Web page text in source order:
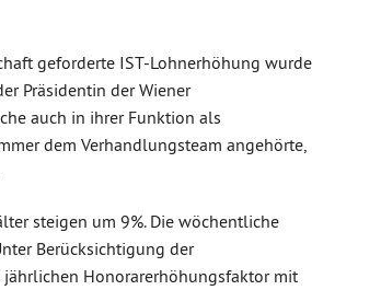
geforderte IST-Lohnerhöhung wurde
Präsidentin der Wiener
auch in ihrer Funktion als
dem Verhandlungsteam angehörte,
steigen um 9%. Die wöchentliche
Berücksichtigung der
Honorarerhöhungsfaktor mit